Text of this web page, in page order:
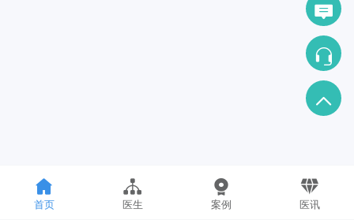
首页 医生 案例 医讯